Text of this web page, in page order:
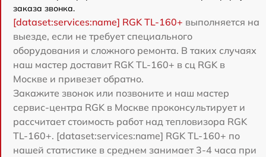
заказа звонка.
[dataset:services:name] RGK TL-160+ выполняется на
выезде, если не требует специального
оборудования и сложного ремонта. В таких случаях
наш мастер доставит RGK TL-160+ в сц RGK в
Москве и привезет обратно.
Закажите звонок или позвоните и наш мастер
сервис-центра RGK в Москве проконсультирует и
рассчитает стоимость работ над тепловизора RGK
TL-160+. [dataset:services:name] RGK TL-160+ по
нашей статистике в среднем занимает 3-4 часа при